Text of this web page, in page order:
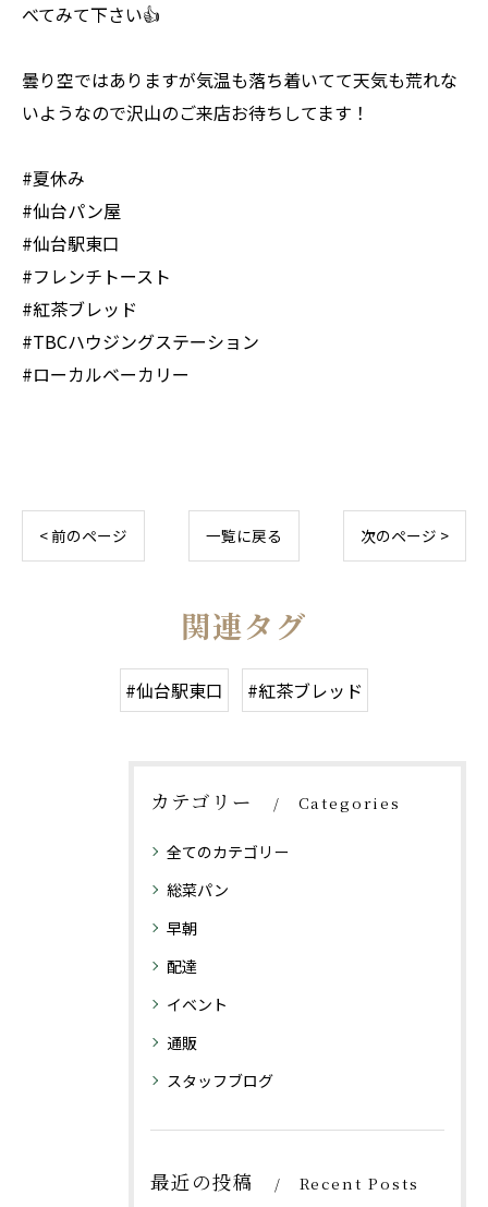
べてみて下さい👍
曇り空ではありますが気温も落ち着いてて天気も荒れな
いようなので沢山のご来店お待ちしてます！
#夏休み
#仙台パン屋
#仙台駅東口
#フレンチトースト
#紅茶ブレッド
#TBCハウジングステーション
#ローカルベーカリー
< 前のページ 一覧に戻る 次のページ >
関連タグ
#仙台駅東口 #紅茶ブレッド
カテゴリー Categories
全てのカテゴリー
総菜パン
早朝
配達
イベント
通販
スタッフブログ
最近の投稿 Recent Posts